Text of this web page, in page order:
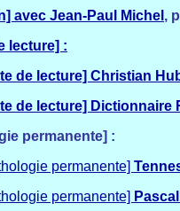
avec Jean-Paul Michel ,
lecture] :
de lecture] Christian
de lecture] Dictionnaire
permanente] :
permanente]
permanente]